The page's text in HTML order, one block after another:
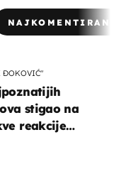
ĐOKOVIĆ"
stigao na
reakcije